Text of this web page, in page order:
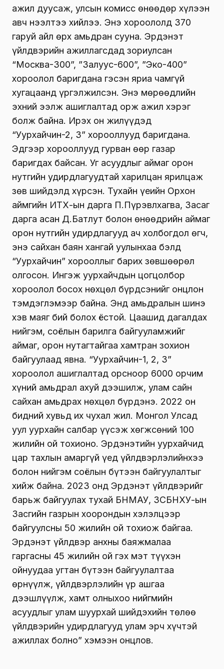
ажил дуусаж, улсын комисс өнөөдөр хүлээн
авч нээлтээ хийлээ. Энэ хороололд 370
гаруй айл өрх амьдран сууна. Эрдэнэт
үйлдвэрийн ажиллагсдад зориулсан
“Москва-300”, ”Залуус-600”, ”Эко-400”
хороолол баригдана гэсэн яриа чамгүй
хугацаанд үргэлжилсэн. Энэ мөрөөдлийн
эхний ээлж ашиглалтад орж ажил хэрэг
болж байна. Ирэх он жилүүдэд
“Уурхайчин-2, 3” хорооллууд баригдана.
Эдгээр хорооллууд гурван өөр газар
баригдах байсан. Уг асуудлыг аймаг орон
нутгийн удирдлагуудтай харилцан ярилцаж
зөв шийдэлд хүрсэн. Тухайн үеийн Орхон
аймгийн ИТХ-ын дарга П.Пүрэвлхагва, Засаг
дарга асан Д.Батлут болон өнөөдрийн аймаг
орон нутгийн удирдлагууд ач холбогдол өгч,
энэ сайхан баян хангай уулынхаа бэлд
“Уурхайчин” хорооллыг барих зөвшөөрөл
олгосон. Ингэж уурхайчдын цогцолбор
хороолол босох нөхцөл бүрдсэнийг онцлон
тэмдэглэмээр байна. Энд амьдралын шинэ
хэв маяг бий болох ёстой. Цаашид дагалдах
нийгэм, соёлын барилга байгууламжийг
аймаг, орон нутагтайгаа хамтран зохион
байгуулаад явна. “Уурхайчин-1, 2, 3”
хороолол ашиглалтад орсноор 6000 орчим
хүний амьдрал ахуй дээшилж, улам сайн
сайхан амьдрах нөхцөл бүрдэнэ. 2022 он
бидний хувьд их чухал жил. Монгол Улсад
уул уурхайн салбар үүсэж хөгжсөний 100
жилийн ой тохионо. Эрдэнэтийн уурхайчид
цар тахлын амаргүй үед үйлдвэрлэлийнхээ
болон нийгэм соёлын бүтээн байгуулалтыг
хийж байна. 2023 онд Эрдэнэт үйлдвэрийг
барьж байгуулах тухай БНМАУ, ЗСБНХУ-ын
Засгийн газрын хоорондын хэлэлцээр
байгуулсны 50 жилийн ой тохиож байгаа.
Эрдэнэт үйлдвэр анхны баяжмалаа
гаргасны 45 жилийн ой гэх мэт түүхэн
ойнуудаа угтан бүтээн байгуулалтаа
өрнүүлж, үйлдвэрлэлийн үр ашгаа
дээшлүүлж, хамт олныхоо нийгмийн
асуудлыг улам шуурхай шийдэхийн төлөө
үйлдвэрийн удирдлагууд улам эрч хүчтэй
ажиллах болно” хэмээн онцлов.